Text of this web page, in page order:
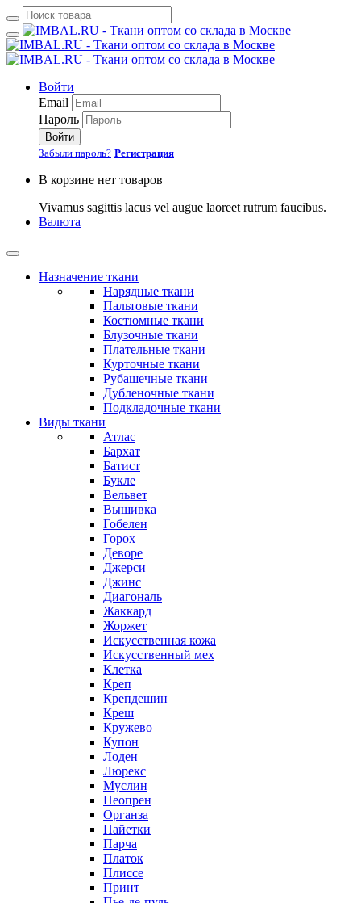
Войти
Email
Пароль
Войти
Забыли пароль? Регистрация
В корзине нет товаров
Vivamus sagittis lacus vel augue laoreet rutrum faucibus.
Валюта
Назначение ткани
Нарядные ткани
Пальтовые ткани
Костюмные ткани
Блузочные ткани
Плательные ткани
Курточные ткани
Рубашечные ткани
Дубленочные ткани
Подкладочные ткани
Виды ткани
Атлас
Бархат
Батист
Букле
Вельвет
Вышивка
Гобелен
Горох
Деворе
Джерси
Джинс
Диагональ
Жаккард
Жоржет
Искусственная кожа
Искусственный мех
Клетка
Креп
Крепдешин
Креш
Кружево
Купон
Лоден
Люрекс
Муслин
Неопрен
Органза
Пайетки
Парча
Платок
Плиссе
Принт